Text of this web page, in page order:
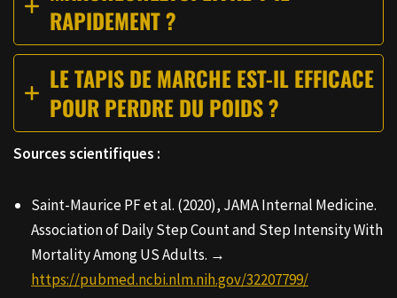
RAPIDEMENT ?
LE TAPIS DE MARCHE EST-IL EFFICACE
POUR PERDRE DU POIDS ?
Sources scientifiques :
Saint-Maurice PF et al. (2020), JAMA Internal Medicine.
Association of Daily Step Count and Step Intensity With
Mortality Among US Adults. →
https://pubmed.ncbi.nlm.nih.gov/32207799/